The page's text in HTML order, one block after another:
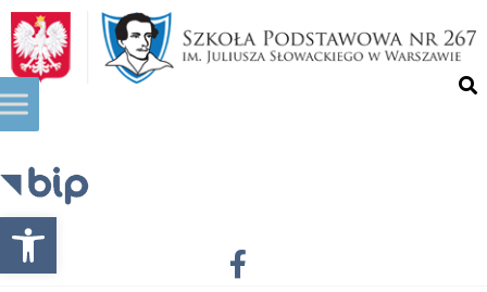
Otwórz pasek narzędzi